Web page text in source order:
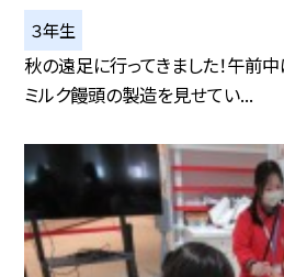
３年生
秋の遠足に行ってきました！午前
ミルク饅頭の製造を見せてい...